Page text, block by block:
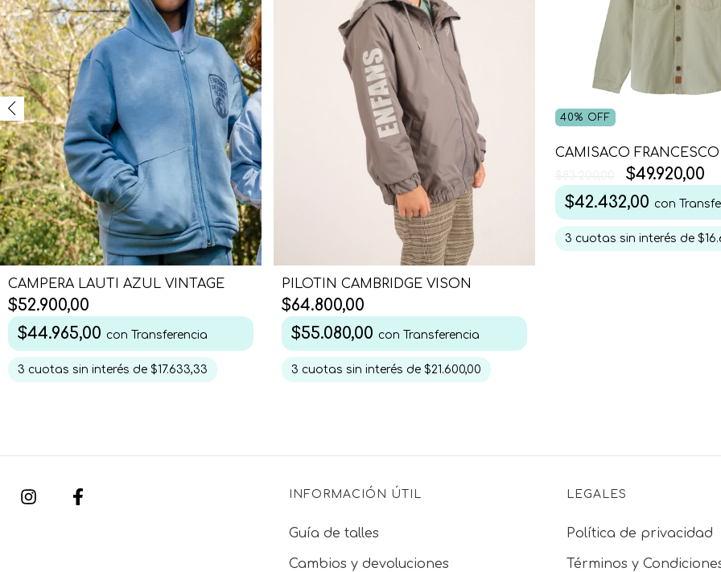
CAMPERA LAUTI AZUL VINTAGE
$52.900,00
$44.965,00 con Transferencia
3 cuotas sin interés de $17.633,33
PILOTIN CAMBRIDGE VISON
$64.800,00
$55.080,00 con Transferencia
3 cuotas sin interés de $21.600,00
40% OFF
CAMISACO FRANCESCO
$49.920,00
$42.432,00 con
3 cuotas sin interés de
INFORMACIÓN ÚTIL
Guía de talles
Cambios y devoluciones
LEGALES
Política de privacidad
Términos y